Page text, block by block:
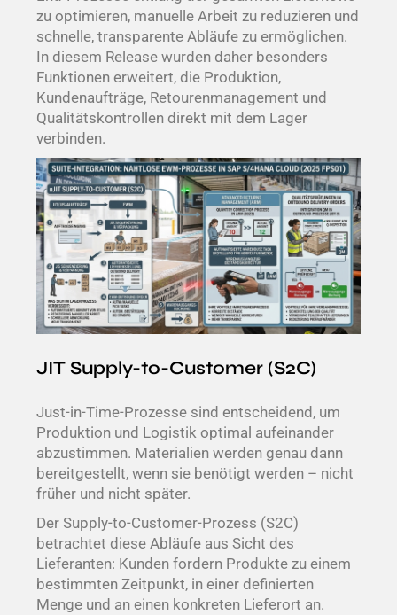
zu optimieren, manuelle Arbeit zu reduzieren und
schnelle, transparente Abläufe zu ermöglichen.
In diesem Release wurden daher besonders
Funktionen erweitert, die Produktion,
Kundenaufträge, Retourenmanagement und
Qualitätskontrollen direkt mit dem Lager
verbinden.
JIT Supply-to-Customer (S2C)
Just-in-Time-Prozesse sind entscheidend, um
Produktion und Logistik optimal aufeinander
abzustimmen. Materialien werden genau dann
bereitgestellt, wenn sie benötigt werden – nicht
früher und nicht später.
Der Supply-to-Customer-Prozess (S2C)
betrachtet diese Abläufe aus Sicht des
Lieferanten: Kunden fordern Produkte zu einem
bestimmten Zeitpunkt, in einer definierten
Menge und an einen konkreten Lieferort an.